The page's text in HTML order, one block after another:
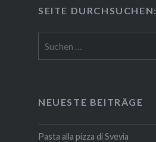
SEITE DURCH­SU­CHEN:
nach:
NEUESTE BEITRÄGE
Pasta alla pizza di Svevia